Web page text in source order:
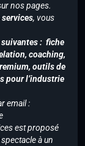
nos pages.
, vous
suivantes : fiche
coaching,
outils de
pour l’industrie
email :
est proposé
à un